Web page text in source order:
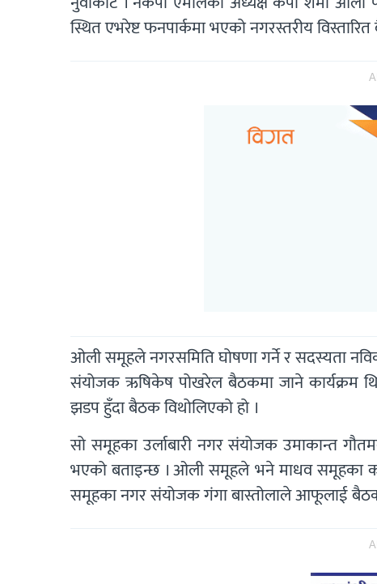
स्थित एभरेष्ट फनपार्कमा भएको नगरस्तरीय
ओली समूहले नगरसमिति घोषणा गर्ने र सदस्यता
संयोजक ऋषिकेष पोखरेल बैठकमा जाने कार्यक्रम
झडप हुँदा बैठक विथोलिएको हो ।
सो समूहका उर्लाबारी नगर संयोजक उमाकान्त
भएको बताइन्छ । ओली समूहले भने माधव समूहका
समूहका नगर संयोजक गंगा बास्तोलाले आफूलाई